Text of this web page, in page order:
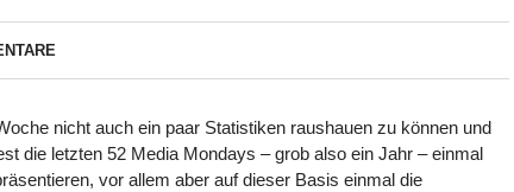
nicht auch ein paar Statistiken raushauen zu können und
die letzten 52 Media Mondays – grob also ein Jahr – einmal
vor allem aber auf dieser Basis einmal die